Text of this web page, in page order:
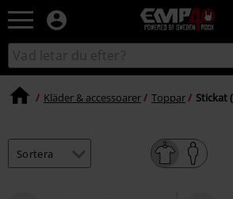
EMP
-
Musik,
TV
&
Alternativt
Mode
Sök
i
Kläder & accessoarer Toppar Stickat